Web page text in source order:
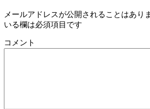
メールアドレスが公開されることはあり
いる欄は必須項目です
コメント